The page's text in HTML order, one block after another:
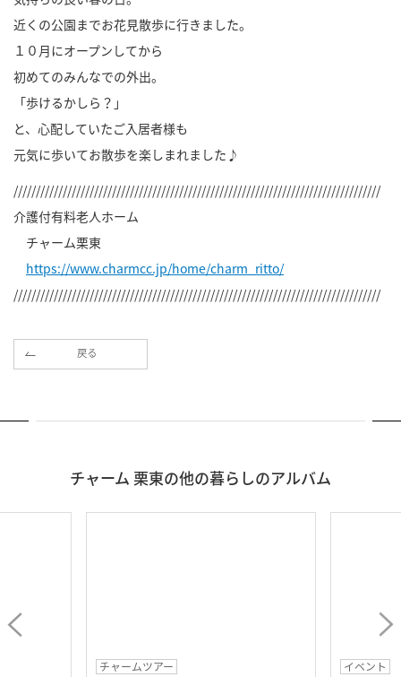
近くの公園までお花見散歩に行きました。
１０月にオープンしてから
初めてのみんなでの外出。
「歩けるかしら？」
と、心配していたご入居者様も
元気に歩いてお散歩を楽しまれました♪
//////////////////////////////////////////////////////////////////////////////////
介護付有料老人ホーム
チャーム栗東
https://www.charmcc.jp/home/charm_ritto/
//////////////////////////////////////////////////////////////////////////////////
戻る
チャーム 栗東の他の暮らしのアルバム
チャームツアー
イベント